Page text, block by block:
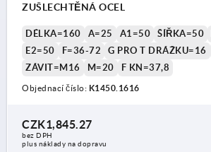
ZUŠLECHTĚNÁ OCEL
DÉLKA=160 A=25 A1=50 ŠÍŘKA=50
E2=50
F=36-72 G PRO T DRÁŽKU=16
ZÁVIT=M16
M=20 F KN=37,8
Objednací číslo: K1450.1616
CZK1,845.27
bez DPH
plus náklady na dopravu